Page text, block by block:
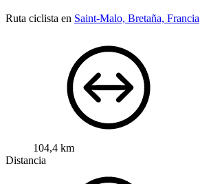
Ruta ciclista en Saint-Malo, Bretaña, Francia
104,4 km
Distancia